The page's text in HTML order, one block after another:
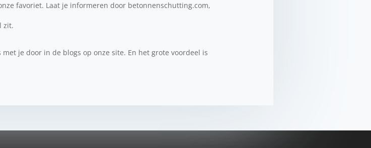
favoriet. Laat je informeren door betonnenschutting.com,
zit.
je door in de blogs op onze site. En het grote voordeel is